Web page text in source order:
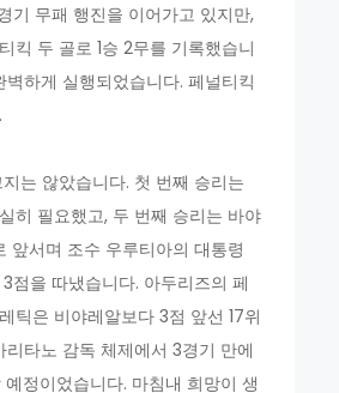
기 무패 행진을 이어가고 있지만,
킥 두 골로 1승 2무를 기록했습니
벽하게 실행되었습니다. 페널티킥
는 않았습니다. 첫 번째 승리는
히 필요했고, 두 번째 승리는 바야
앞서며 조수 우루티아의 대통령
점을 따냈습니다. 아두리즈의 페
틱은 비야레알보다 3점 앞선 17위
리타노 감독 체제에서 3경기 만에
예정이었습니다. 마침내 희망이 생